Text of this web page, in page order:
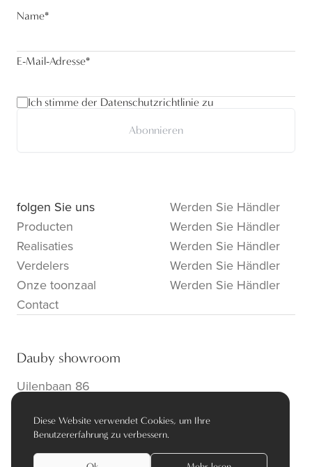
Name*
E-Mail-Adresse*
Ich stimme der Datenschutzrichtlinie zu
Abonnieren
folgen Sie uns
Producten
Realisaties
Verdelers
Onze toonzaal
Contact
Werden Sie Händler
Werden Sie Händler
Werden Sie Händler
Werden Sie Händler
Werden Sie Händler
Dauby showroom
Uilenbaan 86
info@dauby.be|+32 3 354 16 86
Diese Website verwendet Cookies, um Ihre
Benutzererfahrung zu verbessern.